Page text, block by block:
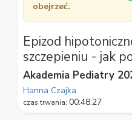
minutes,
27
obejrzeć.
Epizod
szczepieniu - jak
Akademia Pediatry
Hanna Czajka
czas trwania: 00:48:27